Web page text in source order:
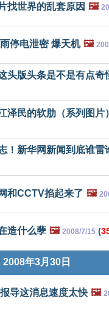
找世界的乱套原因 🖼️
停电泄密 爆天机 🖼️
头版头条是不是有点奇
泽民的软肋（系列图片
！新华网新闻到底谁雷
和CCTV掐起来了 🖼️
造什么孽 🖼️ 2008/7/15 (
2008年3月30日
导这消息速度太快 🖼️